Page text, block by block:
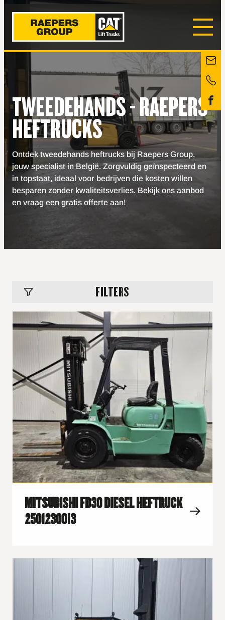
TWEEDEHANDS - RAEPERS
HEFTRUCKS
Ontdek tweedehands heftrucks bij Raepers Group,
jouw specialist in België. Zorgvuldig geïnspecteerd en
in topstaat, ideaal voor bedrijven die kosten willen
besparen zonder kwaliteitsverlies. Bekijk ons aanbod
en vraag een gratis offerte aan!
FILTERS
MITSUBISHI FD30 DIESEL HEFTRUCK
2501230013